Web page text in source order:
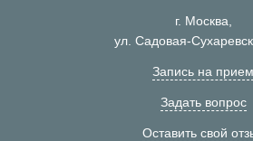
г. Москва,
ул. Садовая-
Запись на прием
Задать вопрос
Оставить свой